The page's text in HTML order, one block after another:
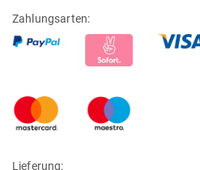
Zahlungsarten:
Lieferung: